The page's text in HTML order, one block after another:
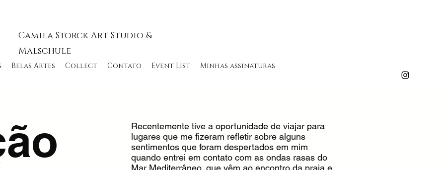
Belas Artes Collect Contato Event List Minhas assinaturas
Camila Storck Art Studio &
Malschule
Recentemente tive a oportunidade de viajar para
lugares que me fizeram refletir sobre alguns
sentimentos que foram despertados em mim
quando entrei em contato com as ondas rasas do
Mar Mediterrâneo, que vêm ao encontro da praia e